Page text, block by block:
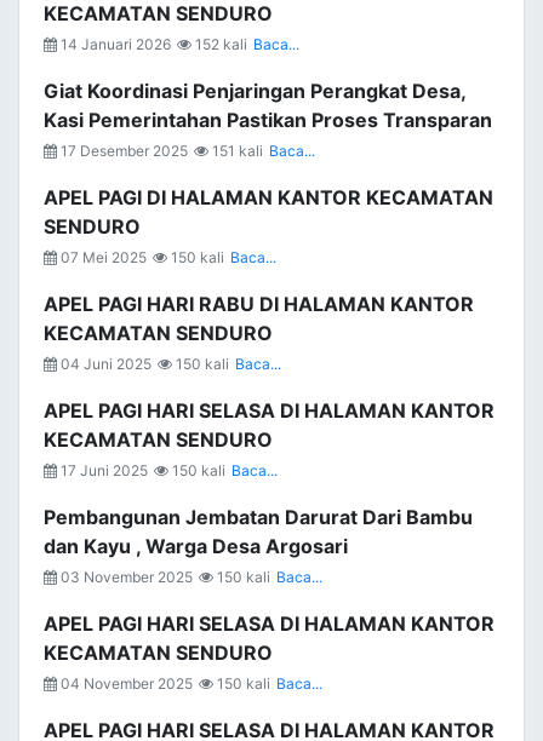
KECAMATAN SENDURO
14 Januari 2026 152 kali Baca...
Giat Koordinasi Penjaringan Perangkat Desa,
Kasi Pemerintahan Pastikan Proses Transparan
17 Desember 2025 151 kali Baca...
APEL PAGI DI HALAMAN KANTOR KECAMATAN
SENDURO
07 Mei 2025 150 kali Baca...
APEL PAGI HARI RABU DI HALAMAN KANTOR
KECAMATAN SENDURO
04 Juni 2025 150 kali Baca...
APEL PAGI HARI SELASA DI HALAMAN KANTOR
KECAMATAN SENDURO
17 Juni 2025 150 kali Baca...
Pembangunan Jembatan Darurat Dari Bambu
dan Kayu , Warga Desa Argosari
03 November 2025 150 kali Baca...
APEL PAGI HARI SELASA DI HALAMAN KANTOR
KECAMATAN SENDURO
04 November 2025 150 kali Baca...
APEL PAGI HARI SELASA DI HALAMAN KANTOR